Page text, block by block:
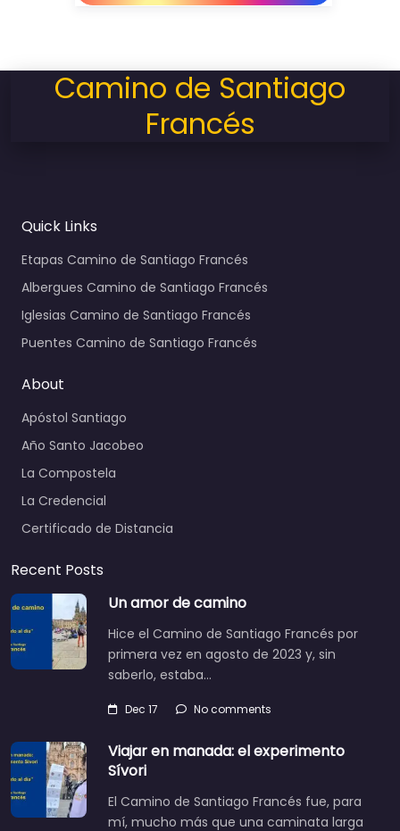
Camino de Santiago
Francés
Quick Links
Etapas Camino de Santiago Francés
Albergues Camino de Santiago Francés
Iglesias Camino de Santiago Francés
Puentes Camino de Santiago Francés
About
Apóstol Santiago
Año Santo Jacobeo
La Compostela
La Credencial
Certificado de Distancia
Recent Posts
Un amor de camino
Hice el Camino de Santiago Francés por
primera vez en agosto de 2023 y, sin
saberlo, estaba…
Dec 17 No comments
Viajar en manada: el experimento
Sívori
El Camino de Santiago Francés fue, para
mí, mucho más que una caminata larga